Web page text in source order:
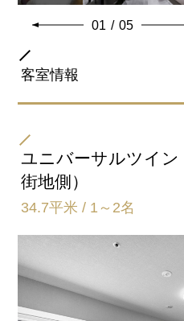
「ReFa BEAUTECH CURL
現。 美しい立体感がつづく
共通客室設備・アメニティ
01 / 05
客室情報
キャッスルスイート（和歌山
ベッドサイズ
バスタイプ
セパレート
ユニバーサルツイン
街地側）
34.7平米 / 1～2名